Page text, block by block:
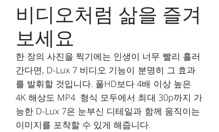
비디오처럼 삶을 즐겨
보세요
한 장의 사진을 찍기에는 인생이 너무 빨리 흘러
간다면, D-Lux 7 비디오 기능이 분명히 그 효과
를 발휘할 것입니다. 풀HD보다 4배 이상 높은
4K 해상도 MP4 형식 모두에서 최대 30p까지 가
능한 D-Lux 7은 눈부신 디테일과 함께 움직이는
이미지를 포착할 수 있게 해줍니다.